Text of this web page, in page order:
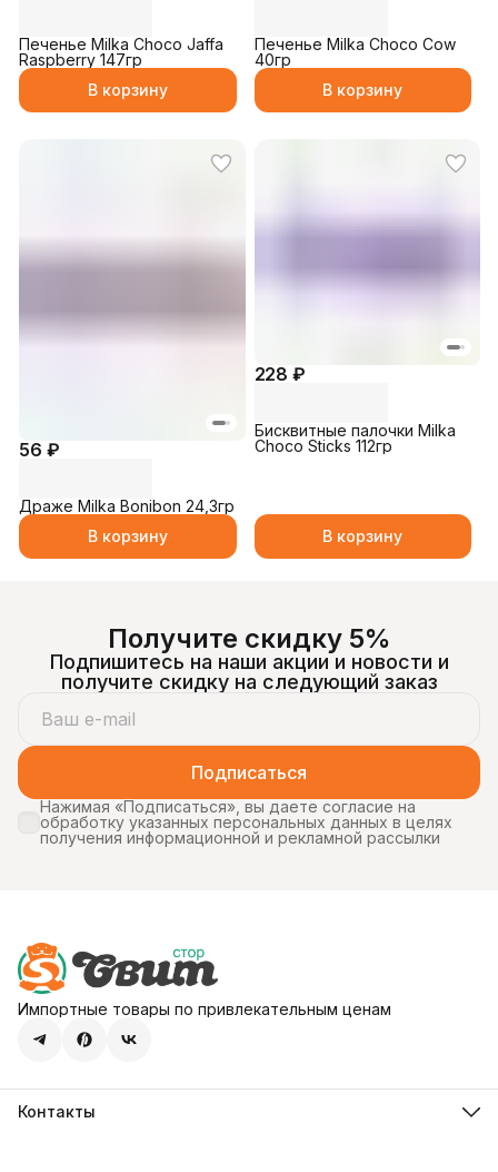
Печенье Milka Choco Jaffa
Raspberry 147гр
В корзину
Печенье Milka Choco Cow
40гр
В корзину
56 ₽
Драже Milka Bonibon 24,3гр
В корзину
228 ₽
Бисквитные палочки Milka
Choco Sticks 112гр
В корзину
Получите скидку 5%
Подпишитесь на наши акции и новости и
получите скидку на следующий заказ
Подписаться
Нажимая «Подписаться», вы даете согласие на
обработку указанных персональных данных в целях
получения информационной и рекламной рассылки
Импортные товары по привлекательным ценам
Контакты